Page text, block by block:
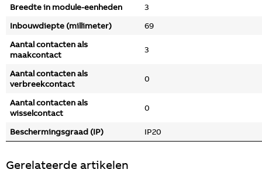
Breedte in module-eenheden
3
Inbouwdiepte (millimeter)
69
Aantal contacten als
maakcontact
3
Aantal contacten als
verbreekcontact
0
Aantal contacten als
wisselcontact
0
Beschermingsgraad (IP) IP20
Gerelateerde artikelen